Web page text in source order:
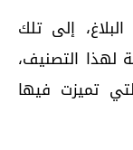
إلى تلك
لهذا التصنيف،
تميزت فيها